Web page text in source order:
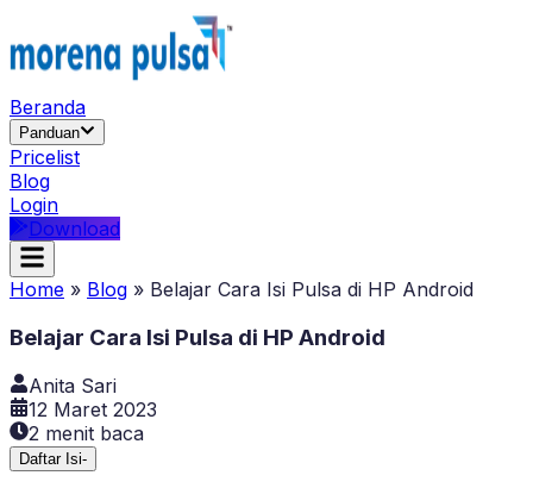
Beranda
Panduan
Pricelist
Blog
Login
Download
Home » Blog » Belajar Cara Isi Pulsa di HP Android
Belajar Cara Isi Pulsa di HP Android
Anita Sari
12 Maret 2023
2 menit baca
Daftar Isi-